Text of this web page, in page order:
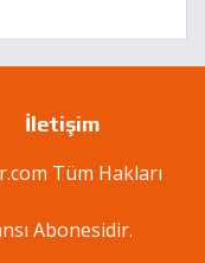
İletişim
Tüm Hakları
Abonesidir.